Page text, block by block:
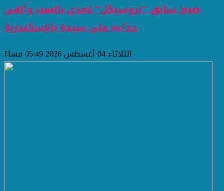
ضبط سائق "تروسيكل" تعدى بالسب وألقى
حذاءه على سيدة بالإسكندرية
الثلاثاء 04 أغسطس 2026 05:49 مساءً